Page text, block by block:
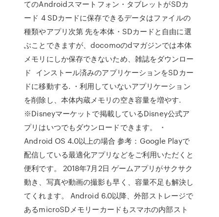
てのAndroidスマートフォン・タブレットがSDカ
ード 4 SDカードに保存できるデータはファイルの
種類やアプリ次第 先を本体・SDカードと自由に選
ぶことできますが、docomoのdマガジンでは本体
メモリにしか保存できないため、雑誌をダウンロー
ド インストール済みのアプリケーションをSDカー
ドに移動する. ・利用していないアプリケーション
を削除し、本体内蔵メモリの空き容量を増やす.
※Disneyマーケットで掲載しているDisney公式ア
プリはいつでもダウンロードできます。 ・
Android OS 4.0以上の場合 参考：Google Playで
配信している最適化アプリなどをご利用いただくと
便利です。 2018年7月2日 ゲームアプリがサクサク
動き、写真や動画の撮影も早く、容量不足も解決し
てくれます。 Android 6.0以降、外部ストレージで
あるmicroSDメモリーカードもスマホの内部スト